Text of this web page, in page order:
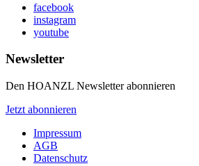
facebook
instagram
youtube
Newsletter
Den HOANZL Newsletter abonnieren
Jetzt abonnieren
Impressum
AGB
Datenschutz